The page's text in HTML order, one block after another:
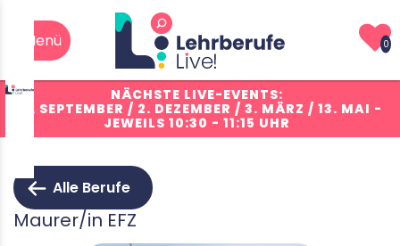
0
NÄCHSTE LIVE-EVENTS:
10. SEPTEMBER / 2. DEZEMBER / 3. MÄRZ / 13. MAI -
JEWEILS 10:30 - 11:15 UHR
Alle Berufe
Maurer/in EFZ